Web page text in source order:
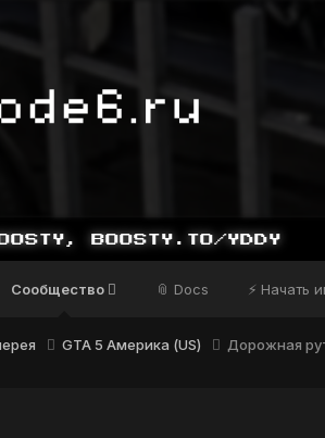
Сообщество 📎 Docs ⚡ Начать
GTA 5 Америка (US) Дорожная